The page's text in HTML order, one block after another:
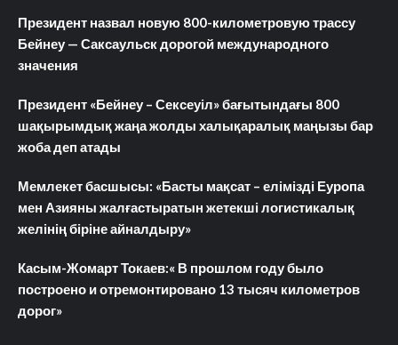
Президент назвал новую 800-километровую трассу
Бейнеу — Саксаульск дорогой международного
значения
Президент «Бейнеу – Сексеуіл» бағытындағы 800
шақырымдық жаңа жолды халықаралық маңызы бар
жоба деп атады
Мемлекет басшысы: «Басты мақсат – елімізді Еуропа
мен Азияны жалғастыратын жетекші логистикалық
желінің біріне айналдыру»
Касым-Жомарт Токаев:« В прошлом году было
построено и отремонтировано 13 тысяч километров
дорог»